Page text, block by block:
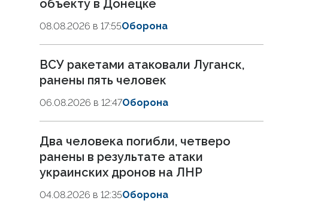
объекту в Донецке
08.08.2026 в 17:55Оборона
ВСУ ракетами атаковали Луганск,
ранены пять человек
06.08.2026 в 12:47Оборона
Два человека погибли, четверо
ранены в результате атаки
украинских дронов на ЛНР
04.08.2026 в 12:35Оборона